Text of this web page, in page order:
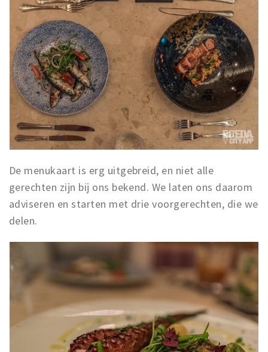
De menukaart is erg uitgebreid, en niet alle
gerechten zijn bij ons bekend. We laten ons daarom
adviseren en starten met drie voorgerechten, die we
delen.